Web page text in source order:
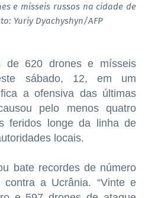
e mísseis russos na cidade de
Yuriy Dyachyshyn/AFP
620 drones e mísseis
sábado, 12, em um
a ofensiva das últimas
pelo menos quatro
feridos longe da linha de
locais.
bate recordes de número
a Ucrânia. “Vinte e